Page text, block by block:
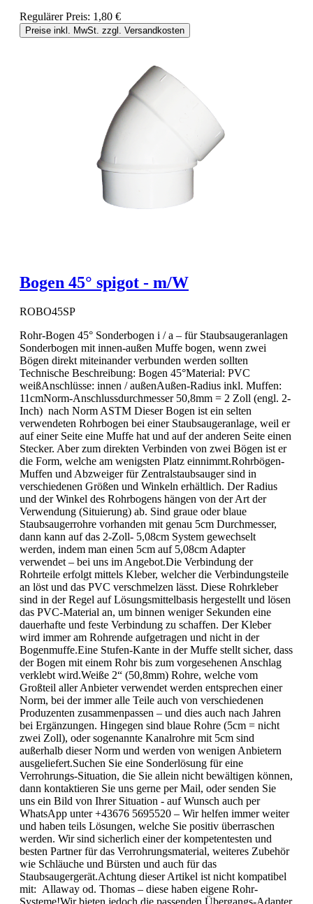
Regulärer Preis: 1,80 €
Preise inkl. MwSt. zzgl. Versandkosten
Bogen 45° spigot - m/W
ROBO45SP
Rohr-Bogen 45° Sonderbogen i / a – für Staubsaugeranlagen
Sonderbogen mit innen-außen Muffe bogen, wenn zwei
Bögen direkt miteinander verbunden werden sollten
Technische Beschreibung: Bogen 45°Material: PVC
weißAnschlüsse: innen / außenAußen-Radius inkl. Muffen:
11cmNorm-Anschlussdurchmesser 50,8mm = 2 Zoll (engl. 2-
Inch) nach Norm ASTM Dieser Bogen ist ein selten
verwendeten Rohrbogen bei einer Staubsaugeranlage, weil er
auf einer Seite eine Muffe hat und auf der anderen Seite einen
Stecker. Aber zum direkten Verbinden von zwei Bögen ist er
die Form, welche am wenigsten Platz einnimmt.Rohrbögen-
Muffen und Abzweiger für Zentralstaubsauger sind in
verschiedenen Größen und Winkeln erhältlich. Der Radius
und der Winkel des Rohrbogens hängen von der Art der
Verwendung (Situierung) ab. Sind graue oder blaue
Staubsaugerrohre vorhanden mit genau 5cm Durchmesser,
dann kann auf das 2-Zoll- 5,08cm System gewechselt
werden, indem man einen 5cm auf 5,08cm Adapter
verwendet – bei uns im Angebot.Die Verbindung der
Rohrteile erfolgt mittels Kleber, welcher die Verbindungsteile
an löst und das PVC verschmelzen lässt. Diese Rohrkleber
sind in der Regel auf Lösungsmittelbasis hergestellt und lösen
das PVC-Material an, um binnen weniger Sekunden eine
dauerhafte und feste Verbindung zu schaffen. Der Kleber
wird immer am Rohrende aufgetragen und nicht in der
Bogenmuffe.Eine Stufen-Kante in der Muffe stellt sicher, dass
der Bogen mit einem Rohr bis zum vorgesehenen Anschlag
verklebt wird.Weiße 2“ (50,8mm) Rohre, welche vom
Großteil aller Anbieter verwendet werden entsprechen einer
Norm, bei der immer alle Teile auch von verschiedenen
Produzenten zusammenpassen – und dies auch nach Jahren
bei Ergänzungen. Hingegen sind blaue Rohre (5cm = nicht
zwei Zoll), oder sogenannte Kanalrohre mit 5cm sind
außerhalb dieser Norm und werden von wenigen Anbietern
ausgeliefert.Suchen Sie eine Sonderlösung für eine
Verrohrungs-Situation, die Sie allein nicht bewältigen können,
dann kontaktieren Sie uns gerne per Mail, oder senden Sie
uns ein Bild von Ihrer Situation - auf Wunsch auch per
WhatsApp unter +43676 5695520 – Wir helfen immer weiter
und haben teils Lösungen, welche Sie positiv überraschen
werden. Wir sind sicherlich einer der kompetentesten und
besten Partner für das Verrohrungsmaterial, weiteres Zubehör
wie Schläuche und Bürsten und auch für das
Staubsaugergerät.Achtung dieser Artikel ist nicht kompatibel
mit: Allaway od. Thomas – diese haben eigene Rohr-